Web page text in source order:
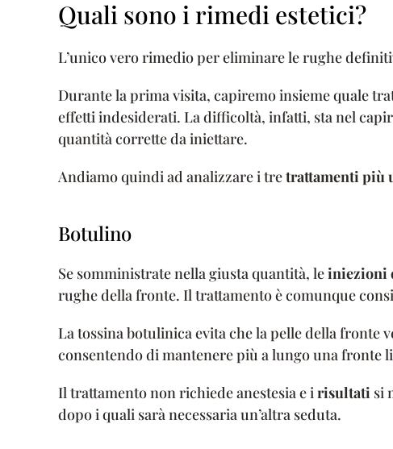
Quali sono i rimedi estetici?
L’unico vero rimedio per eliminare le rughe
Durante la prima visita, capiremo insieme quale
effetti indesiderati. La difficoltà, infatti, sta nel
quantità corrette da iniettare.
Andiamo quindi ad analizzare i tretrattamenti più
Botulino
Se somministrate nella giusta quantità, leiniezioni
rughe della fronte. Il trattamento è comunque
La tossina botulinica evita che la pelle della fronte
consentendo di mantenere più a lungo una fronte
Il trattamento non richiede anestesia e irisultati si
dopo i quali sarà necessaria un’altra seduta.